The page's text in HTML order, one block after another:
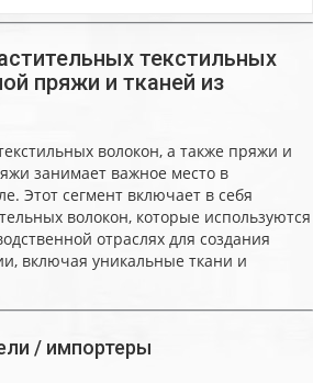
текстильных
пряжи и тканей из
волокон, а также пряжи и
занимает важное место в
Этот сегмент включает в себя
волокон, которые используются
отраслях для создания
включая уникальные ткани и
/ импортеры